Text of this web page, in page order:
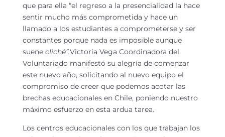
que para ella “el regreso a la presencialidad la hace
sentir mucho más comprometida y hace un
llamado a los estudiantes a comprometerse y ser
constantes porque nada es imposible aunque
suene cliché”.Victoria Vega Coordinadora del
Voluntariado manifestó su alegría de comenzar
este nuevo año, solicitando al nuevo equipo el
compromiso de creer que podemos acotar las
brechas educacionales en Chile, poniendo nuestro
máximo esfuerzo en esta ardua tarea.
Los centros educacionales con los que trabajan los